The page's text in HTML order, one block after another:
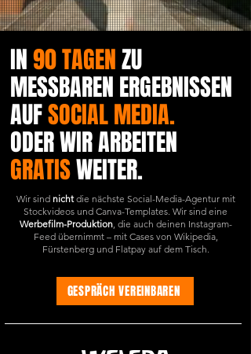
IN90 TAGENZU
MESSBAREN ERGEBNISSEN
AUFSOCIAL MEDIA.
ODER WIR ARBEITEN
GRATISWEITER.
Wir sind nichtdie nächste Social-Media-Agentur mit
Stockvideos und Canva-Templates. Wir sind eine
Werbefilm-Produktion, die auch deinen Instagram-
Feed übernimmt – mit Cases von Wikipedia,
Fürstenberg und Flatpay auf dem Tisch.
GESPRÄCH VEREINBAREN